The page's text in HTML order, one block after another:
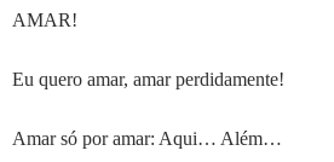
AMAR!
Eu quero amar, amar perdidamente!
Amar só por amar: Aqui… Além…